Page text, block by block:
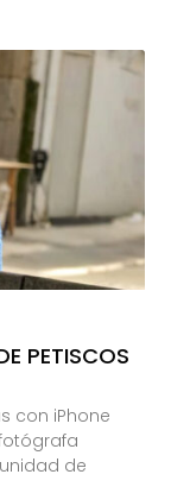
PETISCOS
con iPhone
de